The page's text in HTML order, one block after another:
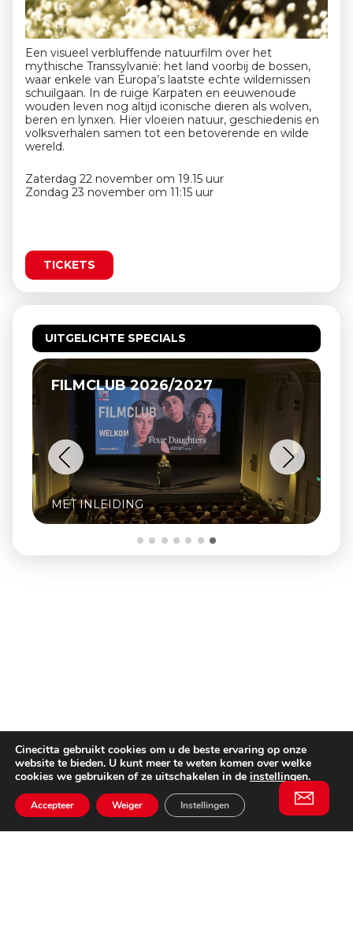
Een visueel verbluffende natuurfilm over het
mythische Transsylvanië: het land voorbij de bossen,
waar enkele van Europa’s laatste echte wildernissen
schuilgaan. In de ruige Karpaten en eeuwenoude
wouden leven nog altijd iconische dieren als wolven,
beren en lynxen. Hier vloeien natuur, geschiedenis en
volksverhalen samen tot een betoverende en wilde
wereld.
Zaterdag 22 november om 19.15 uur
Zondag 23 november om 11:15 uur
TICKETS
UITGELICHTE SPECIALS
RK VEULPOEPERS BV, DE HIPPIES
VAN BEEK
INCLUSIEF Q&A MET OPRICHTER ZJEF
NAAIJKENS
Cinecitta gebruikt cookies om u de beste ervaring op onze
website te bieden. U kunt meer te weten komen over welke
cookies we gebruiken of ze uitschakelen in de instellingen.
Accepteer Weiger Instellingen